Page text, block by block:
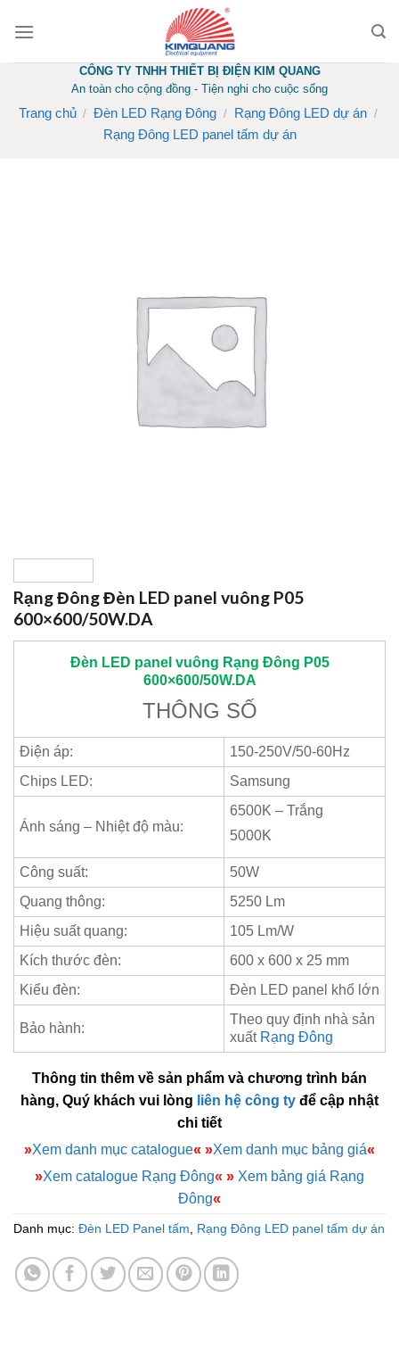
CÔNG TY TNHH THIẾT BỊ ĐIỆN KIM QUANG
An toàn cho cộng đồng - Tiện nghi cho cuộc sống
Trang chủ / Đèn LED Rạng Đông / Rạng Đông LED dự án /
Rạng Đông LED panel tấm dự án
Rạng Đông Đèn LED panel vuông P05
600×600/50W.DA
Đèn LED panel vuông Rạng Đông P05
600×600/50W.DA
THÔNG SỐ
Điện áp:
150-250V/50-60Hz
Chips LED:
Samsung
Ánh sáng – Nhiệt độ màu:
6500K – Trắng
5000K
Công suất:
50W
Quang thông:
5250 Lm
Hiệu suất quang:
105 Lm/W
Kích thước đèn:
600 x 600 x 25 mm
Kiểu đèn:
Đèn LED panel khổ lớn
Bảo hành:
Theo quy định nhà sản
xuất Rạng Đông
Thông tin thêm về sản phẩm và chương trình bán
hàng, Quý khách vui lòng liên hệ công ty để cập nhật
chi tiết
»Xem danh mục catalogue« »Xem danh mục bảng giá«
»Xem catalogue Rạng Đông« » Xem bảng giá Rạng
Đông«
Danh mục: Đèn LED Panel tấm, Rạng Đông LED panel tấm dự án